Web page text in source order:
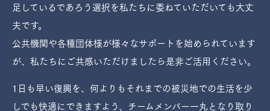
足しているであろう選択を私たちに委ねていただいても大丈
夫です。
公共機関や各種団体様が様々なサポートを始められています
が、私たちにご共感いただけましたら是非ご活用ください。
1日も早い復興を、何よりもそれまでの被災地での生活を少
しでも快適にできますよう、チームメンバー一丸となり取り